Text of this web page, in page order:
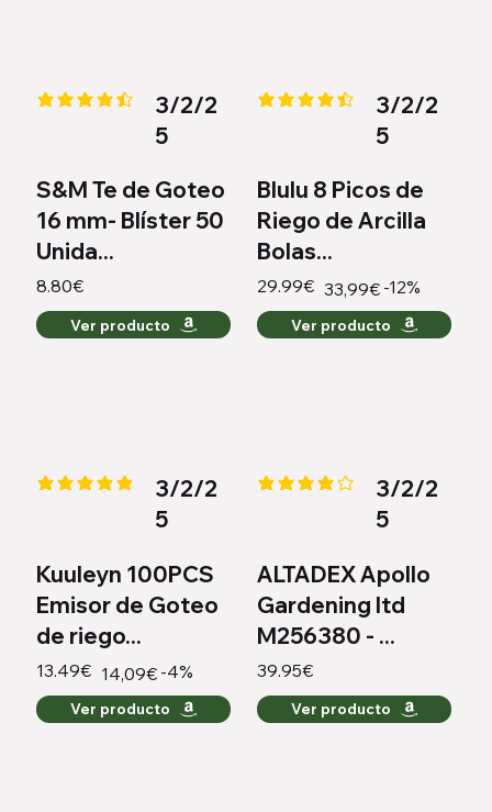
la calificación promedio es 4.3 de 5
3/2/2
5
S&M Te de Goteo
16 mm- Blíster 50
Unida...
8.80€
Ver producto
la calificación promedio es 4.3
3/2/2
5
Blulu 8 Picos de
Riego de Arcilla
Bolas...
29.99€ 33,99€ -12%
Ver producto
la calificación promedio es 5 de 5
3/2/2
5
Kuuleyn 100PCS
Emisor de Goteo
de riego...
13.49€ 14,09€ -4%
Ver producto
la calificación promedio es 4 de
3/2/2
5
ALTADEX Apollo
Gardening ltd
M256380 - ...
39.95€
Ver producto